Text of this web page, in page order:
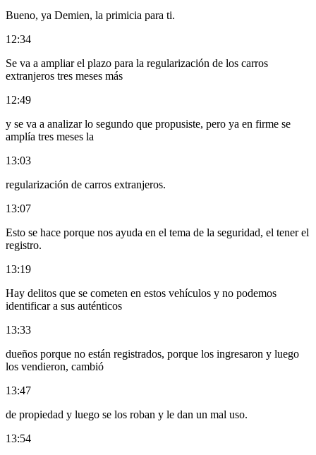
Bueno, ya Demien, la primicia para ti.
12:34
Se va a ampliar el plazo para la regularización de los carros
extranjeros tres meses más
12:49
y se va a analizar lo segundo que propusiste, pero ya en firme se
amplía tres meses la
13:03
regularización de carros extranjeros.
13:07
Esto se hace porque nos ayuda en el tema de la seguridad, el tener el
registro.
13:19
Hay delitos que se cometen en estos vehículos y no podemos
identificar a sus auténticos
13:33
dueños porque no están registrados, porque los ingresaron y luego
los vendieron, cambió
13:47
de propiedad y luego se los roban y le dan un mal uso.
13:54